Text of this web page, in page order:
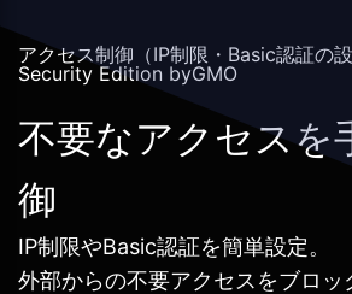
アクセス制御（IP制限・Basic認証の
Security Edition byGMO
不要なアクセスを
御
IP制限やBasic認証を簡単設定。
外部からの不要アクセスをブロッ